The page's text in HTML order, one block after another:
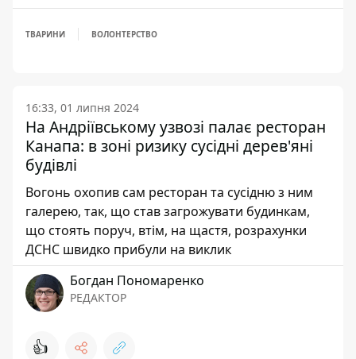
ТВАРИНИ ВОЛОНТЕРСТВО
16:33, 01 липня 2024
На Андріївському узвозі палає ресторан
Канапа: в зоні ризику сусідні дерев'яні
будівлі
Вогонь охопив сам ресторан та сусідню з ним
галерею, так, що став загрожувати будинкам,
що стоять поруч, втім, на щастя, розрахунки
ДСНС швидко прибули на виклик
Богдан Пономаренко
РЕДАКТОР
👍